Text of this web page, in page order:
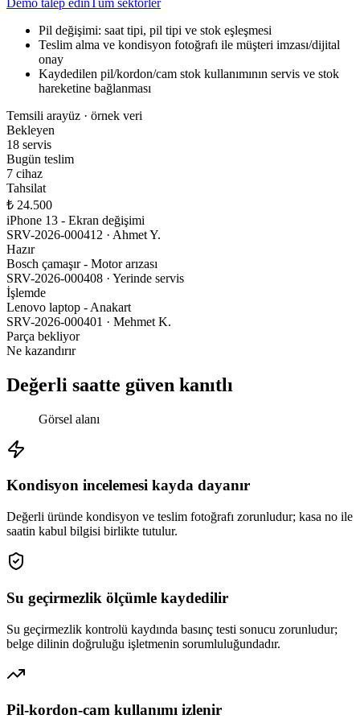
Pil değişimi: saat tipi, pil tipi ve stok eşleşmesi
Teslim alma ve kondisyon fotoğrafı ile müşteri imzası/dijital
onay
Kaydedilen pil/kordon/cam stok kullanımının servis ve stok
hareketine bağlanması
Temsili arayüz · örnek veri
Bekleyen
18 servis
Bugün teslim
7 cihaz
Tahsilat
₺ 24.500
iPhone 13 - Ekran değişimi
SRV-2026-000412 · Ahmet Y.
Hazır
Bosch çamaşır - Motor arızası
SRV-2026-000408 · Yerinde servis
İşlemde
Lenovo laptop - Anakart
SRV-2026-000401 · Mehmet K.
Parça bekliyor
Ne kazandırır
Değerli saatte güven kanıtlı
Görsel alanı
Kondisyon incelemesi kayda dayanır
Değerli üründe kondisyon ve teslim fotoğrafı zorunludur; kasa no ile
saatin kabul bilgisi birlikte tutulur.
Su geçirmezlik ölçümle kaydedilir
Su geçirmezlik kontrolü kaydında basınç testi sonucu zorunludur;
belge dilinin doğruluğu işletmenin sorumluluğundadır.
Pil-kordon-cam kullanımı izlenir